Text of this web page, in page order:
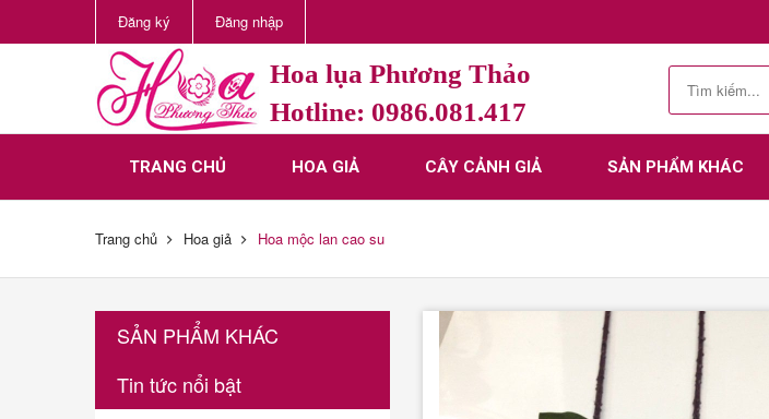
Đăng ký Đăng nhập
Hoa lụa Phương Thảo
Hotline: 0986.081.417
TRANG CHỦ HOA GIẢ CÂY CẢNH GIẢ SẢN PHẨM KHÁC
Trang chủ Hoa giả Hoa mộc lan cao su
SẢN PHẨM KHÁC
Tin tức nổi bật